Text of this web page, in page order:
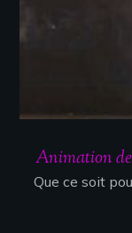
Animation
Que ce soit